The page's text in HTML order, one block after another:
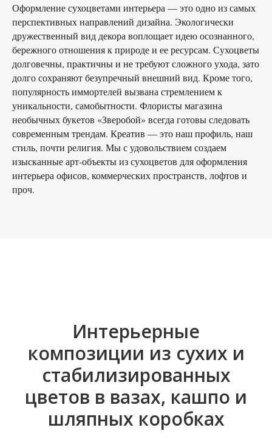
Оформление сухоцветами интерьера — это одно из самых
перспективных направлений дизайна. Экологически
дружественный вид декора воплощает идею осознанного,
бережного отношения к природе и ее ресурсам. Сухоцветы
долговечны, практичны и не требуют сложного ухода, зато
долго сохраняют безупречный внешний вид. Кроме того,
популярность иммортелей вызвана стремлением к
уникальности, самобытности. Флористы магазина
необычных букетов «Зверобой» всегда готовы следовать
современным трендам. Креатив — это наш профиль, наш
стиль, почти религия. Мы с удовольствием создаем
изысканные арт-объекты из сухоцветов для оформления
интерьера офисов, коммерческих пространств, лофтов и
проч.
Интерьерные
композиции из сухих и
стабилизированных
цветов в вазах, кашпо и
шляпных коробках